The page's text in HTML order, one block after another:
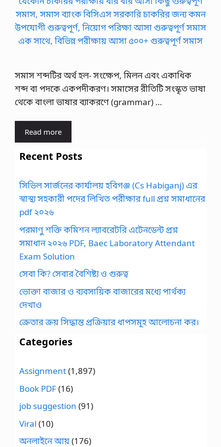
সমাস শব্দটির অর্থ হল- সংক্ষেপ, মিলন এবং একাধিক
শব্দ বা পদকে একপদীকরণ। সমাসের রীতিটি সংস্কৃত ভাষা
থেকে বাংলা ভাষার ব্যাকরণে (grammar) …
Read more
Recent Posts
সিভিল সার্জনের কার্যালয় হবিগঞ্জ (Cs Habiganj) এর
স্বাস্থ্য সহকারী পদের লিখিত পরীক্ষার full প্রশ্ন সমাধানের
pdf ২০২৬
পরমাণু শক্তি কমিশন ল্যাবরেটরি এটেনডেন্ট প্রশ্ন
সমাধান ২০২৬ PDF, Baec Laboratory Attendant
Exam Solution
সেবা কি? সেবার বৈশিষ্ট্য ও গুরুত্ব
ভোক্তা বাজার ও ব্যবসায়িক বাজারের মধ্যে পার্থক্য
দেখাও
ক্রেতার ক্রয় সিদ্ধান্ত প্রক্রিয়ার ধাপসমূহ আলোচনা কর।
Categories
Assignment(1,897)
Book PDF(16)
job suggestion (91)
Viral (10)
অনলাইনে আয়(176)